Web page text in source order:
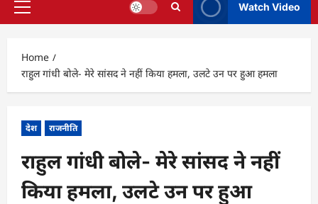
Primary
Watch Video
Home
राहुल गांधी बोले- मेरे सांसद ने नहीं किया हमला, उलटे उन पर हुआ हमला
देश राजनीति
राहुल गांधी बोले- मेरे सांसद ने नहीं
किया हमला, उलटे उन पर हुआ